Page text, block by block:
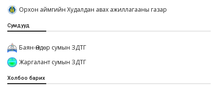
Орхон аймгийн Худалдан авах ажиллагааны газар
Сумдууд
Баян-Өндөр сумын ЗДТГ
Жаргалант сумын ЗДТГ
Холбоо барих